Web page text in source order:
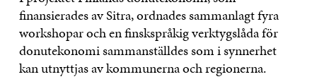
finansierades av Sitra, ordnades sammanlagt fyra
workshopar och en finskspråkig verktygslåda för
donutekonomi sammanställdes som i synnerhet
kan utnyttjas av kommunerna och regionerna.